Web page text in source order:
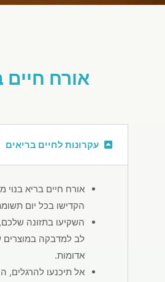
אורח
עקרונות לחיים בריאים
אורח חיים בריא
הקדישו בכל יום
השקיעו בתזונה
לב למדבקה במוצרים
אדומות.
אל תיכנעו להרגלים,